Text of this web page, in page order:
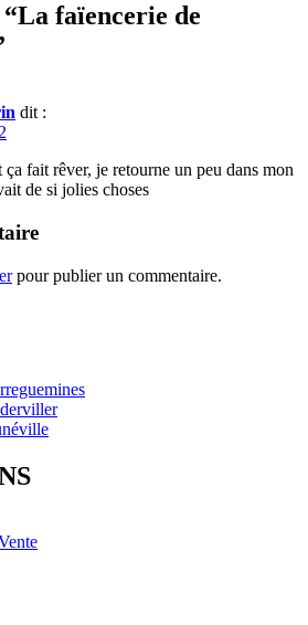
La faïencerie de
dit :
ça fait rêver, je retourne un peu dans mon
de si jolies choses
pour publier un commentaire.